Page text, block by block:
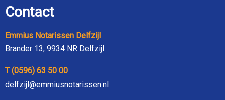
Contact
Emmius Notarissen Delfzijl
Brander 13, 9934 NR Delfzijl
T (0596) 63 50 00
delfzijl@emmiusnotarissen.nl